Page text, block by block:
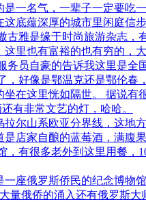
一名气，一辈子一定要吃一
底蕴深厚的城市里闲庭信
雅是缘于时尚旅游杂志
里也有富裕的也有穷的，
员自豪的告诉我这里是
好像是鄂温克还是鄂伦
在这里恍如隔世。 据说
有非常文艺的灯，哈哈。
尔山系欧亚分界线，这地
店家自酿的蓝莓酒，满腹
有很多老外到这里用餐
座俄罗斯侨民的纪念博物馆
俄侨的涌入还有俄罗斯